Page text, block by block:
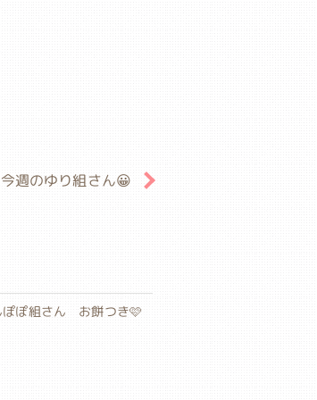
週のゆり組さん😀
ぽぽ組さん お餅つき🩷